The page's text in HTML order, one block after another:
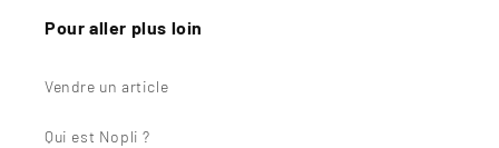
Pour aller plus loin
Vendre un article
Qui est Nopli ?